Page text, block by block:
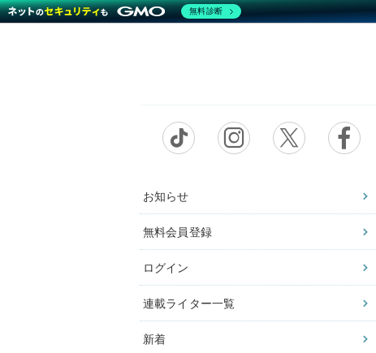
お知らせ
無料会員登録
ログイン
連載ライター一覧
新着
無料診断